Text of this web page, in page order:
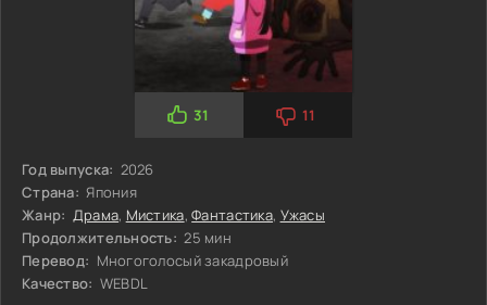
Год выпуска: 2026
Страна: Япония
Жанр: Драма, Мистика,Фантастика, Ужасы
Продолжительность: 25 мин
Перевод: Многоголосый закадровый
Качество: WEBDL
31 11